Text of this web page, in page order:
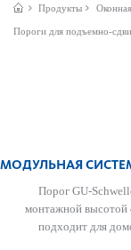
Продукты
Пороги для подъемно-
МОДУЛЬНАЯ
Порог GU-
монтажной выс­отой
подходит для